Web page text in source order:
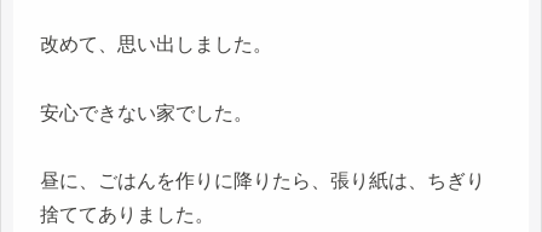
改めて、思い出しました。
安心できない家でした。
昼に、ごはんを作りに降りたら、張り紙は、ちぎり
捨ててありました。